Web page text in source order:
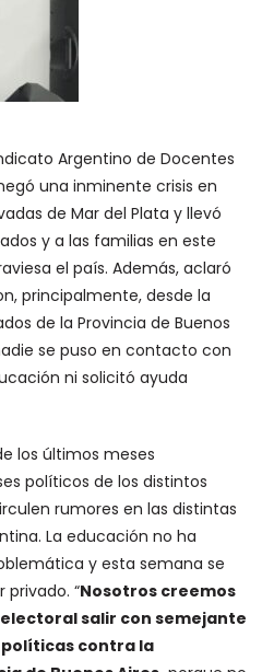
Argentino de Docentes
una inminente crisis en
de Mar del Plata y llevó
y a las familias en este
el país. Además, aclaró
principalmente, desde la
de la Provincia de Buenos
se puso en contacto con
ni solicitó ayuda
los últimos meses
políticos de los distintos
rumores en las distintas
La educación no ha
y esta semana se
“Nosotros creemos
salir con semejante
contra la